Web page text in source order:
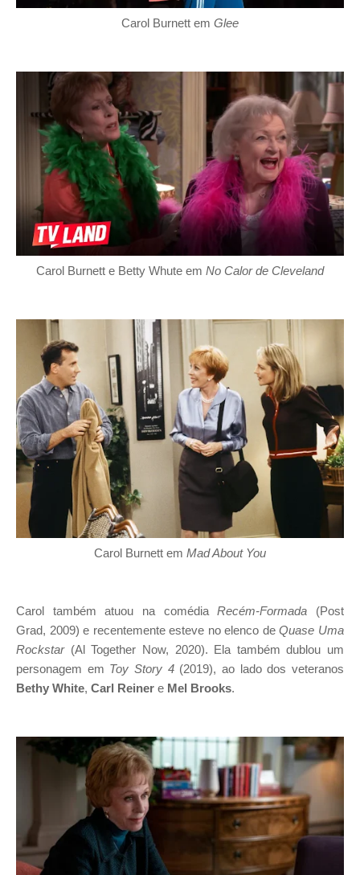
Carol Burnett em Glee
Carol Burnett e Betty Whute em No Calor de Cleveland
Carol Burnett em Mad About You
Carol também atuou na comédiaRecém-Formada (Post
Grad, 2009) e recentemente esteve no elenco deQuase Uma
Rockstar(Al Together Now, 2020). Ela também dublou um
personagem em Toy Story 4(2019), ao lado dos veteranos
Bethy White, Carl Reiner e Mel Brooks.